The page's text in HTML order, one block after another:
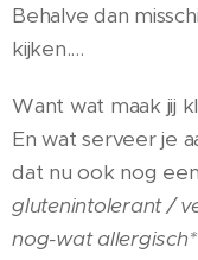
Behalve dan
kijken....
Want wat maak jij
En wat serveer je
dat nu ook nog
glutenintolerant /
nog-wat allergisch*